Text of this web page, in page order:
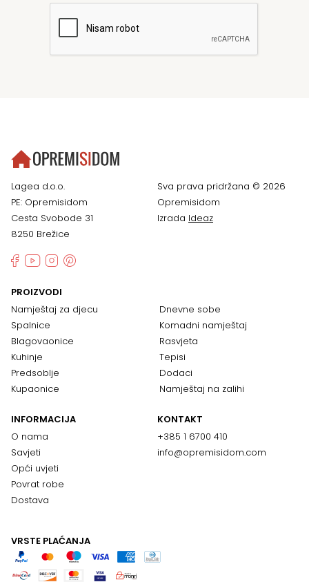
Lagea d.o.o.
PE: Opremisidom
Cesta Svobode 31
8250 Brežice
Sva prava pridržana © 2026
Opremisidom
Izrada Ideaz
PROIZVODI
Namještaj za djecu
Spalnice
Blagovaonice
Kuhinje
Predsoblje
Kupaonice
Dnevne sobe
Komadni namještaj
Rasvjeta
Tepisi
Dodaci
Namještaj na zalihi
INFORMACIJA
O nama
Savjeti
Opći uvjeti
Povrat robe
Dostava
KONTAKT
+385 1 6700 410
info@opremisidom.com
VRSTE PLAĆANJA